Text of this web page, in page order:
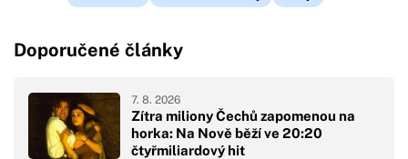
Doporučené články
Zítra miliony Čechů zapomenou na
horka: Na Nově běží ve 20:20
čtyřmiliardový hit
7. 8. 2026